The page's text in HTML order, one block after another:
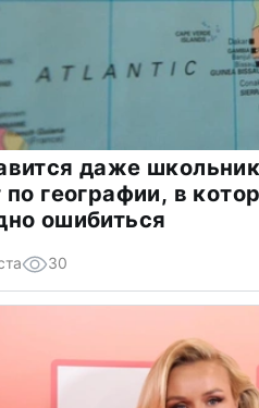
даже
по географии, в
ошибиться
30